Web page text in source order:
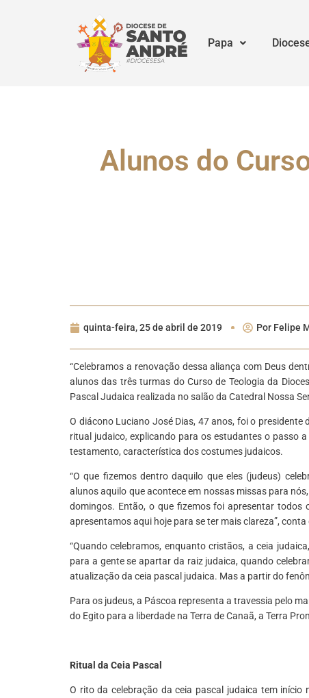
Papa
Alunos do
quinta-feira, 25 de abril de 2019 Por Felipe
“Celebramos a renovação dessa aliança com Deus
alunos das três turmas do Curso de Teologia da
Pascal Judaica realizada no salão da Catedral Nossa
O diácono Luciano José Dias, 47 anos, foi o
ritual judaico, explicando para os estudantes o passo
testamento, característica dos costumes judaicos.
“O que fizemos dentro daquilo que eles (judeus)
alunos aquilo que acontece em nossas missas para
domingos. Então, o que fizemos foi apresentar todos
apresentamos aqui hoje para se ter mais clareza”,
“Quando celebramos, enquanto cristãos, a ceia
para a gente se apartar da raiz judaica, quando
atualização da ceia pascal judaica. Mas a partir do
Para os judeus, a Páscoa representa a travessia pelo
do Egito para a liberdade na Terra de Canaã, a Terra
Ritual da Ceia Pascal
O rito da celebração da ceia pascal judaica tem